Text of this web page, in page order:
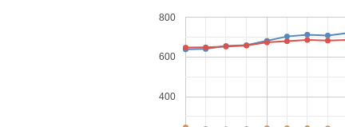
400
600
800